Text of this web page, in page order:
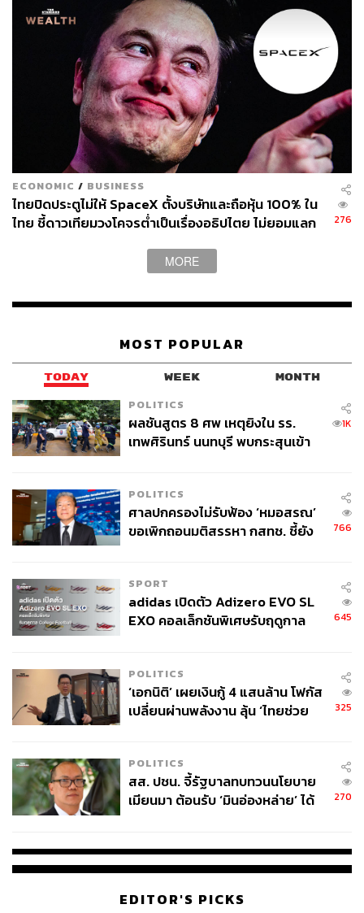
สำนักข่าวเศรษฐกิจ ธุรกิจ และการลงทุน โดย
ทีมข่าว THE STANDARD
ECONOMIC / BUSINESS
ไทยปิดประตูไม่ให้ SpaceX ตั้งบริษัทและถือหุ้น 100% ใน
ไทย ชี้ดาวเทียมวงโคจรต่ำเป็นเรื่องอธิปไตย ไม่ยอมแลก
276
MORE
MOST POPULAR
TODAY WEEK MONTH
POLITICS
ผลชันสูตร 8 ศพ เหตุยิงใน รร.
เทพศิรินทร์ นนทบุรี พบกระสุนเข้า
1K
POLITICS
ศาลปกครองไม่รับฟ้อง ‘หมอสรณ’
ขอเพิกถอนมติสรรหา กสทช. ชี้ยัง
766
SPORT
adidas เปิดตัว Adizero EVO SL
EXO คอลเล็กชันพิเศษรับฤดูกาล
645
POLITICS
‘เอกนิติ’ เผยเงินกู้ 4 แสนล้าน โฟกัส
เปลี่ยนผ่านพลังงาน ลุ้น ‘ไทยช่วย
325
POLITICS
สส. ปชน. จี้รัฐบาลทบทวนนโยบาย
เมียนมา ต้อนรับ ‘มินอ่องหล่าย’ ได้
270
EDITOR'S PICKS